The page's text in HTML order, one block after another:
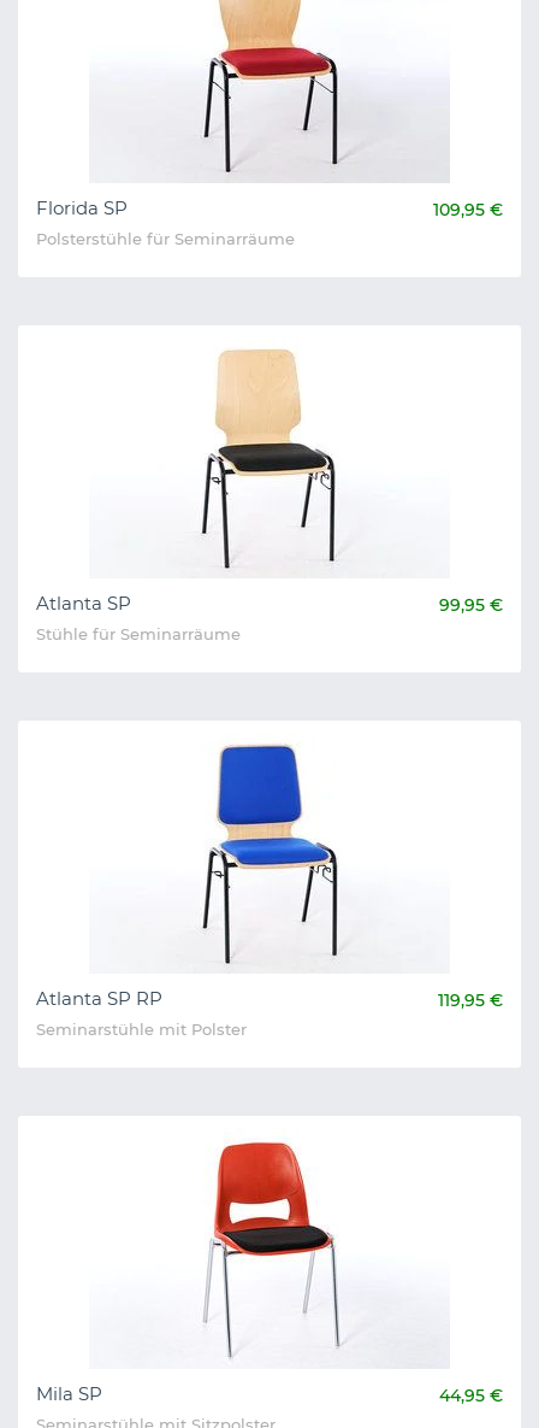
Florida SP 109,95 €
Polsterstühle für Seminarräume
Atlanta SP 99,95 €
Stühle für Seminarräume
Atlanta SP RP 119,95 €
Seminarstühle mit Polster
Mila SP 44,95 €